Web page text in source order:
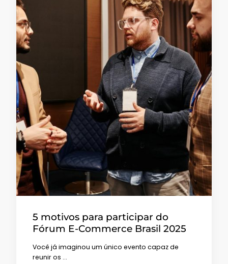
5 motivos para participar do
Fórum E-Commerce Brasil 2025
Você já imaginou um único evento capaz de
reunir os …